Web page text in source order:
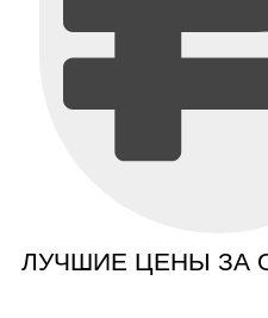
ЛУЧШИЕ ЦЕНЫ ЗА